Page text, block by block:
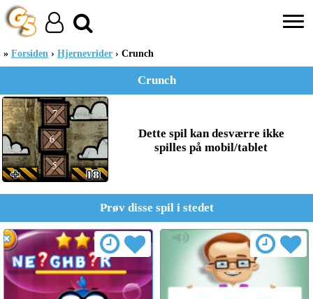
Forsiden Hjernevrider Crunch
Crunch
Dette spil kan desværre ikke
spilles på mobil/tablet
Prøv disse spil i stedet